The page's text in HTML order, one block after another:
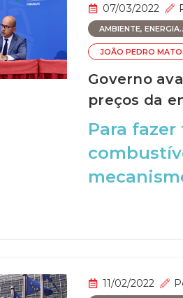
07/03/2022
AMBIENTE,
JOÃO PEDRO
Governo
preços da
Para
11/02/2022